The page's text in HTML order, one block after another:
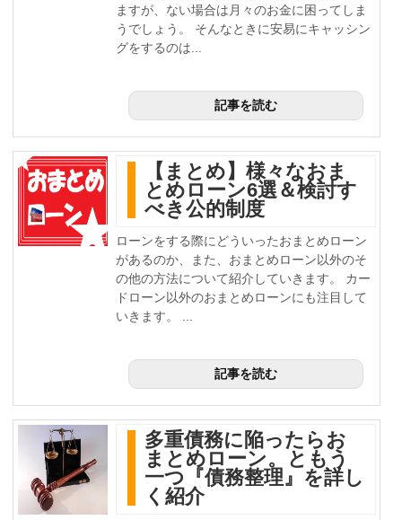
ますが、ない場合は月々のお金に困ってしま
うでしょう。 そんなときに安易にキャッシン
グをするのは...
記事を読む
【まとめ】様々なおま
とめローン6選＆検討す
べき公的制度
ローンをする際にどういったおまとめローン
があるのか、また、おまとめローン以外のそ
の他の方法について紹介していきます。 カー
ドローン以外のおまとめローンにも注目して
いきます。 ...
記事を読む
多重債務に陥ったらお
まとめローン。ともう
一つ『債務整理』を詳し
く紹介